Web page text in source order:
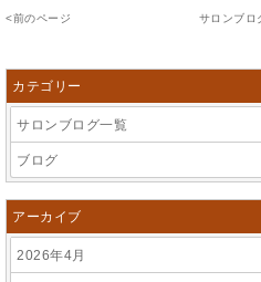
<前のページ サロンブロ
カテゴリー
サロンブログ一覧
ブログ
アーカイブ
2026年4月